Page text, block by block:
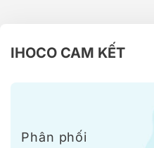
IHOCO CAM KẾT
Phân phối